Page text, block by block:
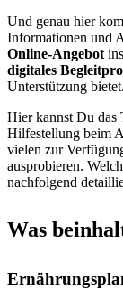
Und genau hier
Informationen und
Online-Angebot
digitales
Unterstützung bietet.
Hier kannst Du das
Hilfestellung beim
vielen zur
ausprobieren.
nachfolgend
Was